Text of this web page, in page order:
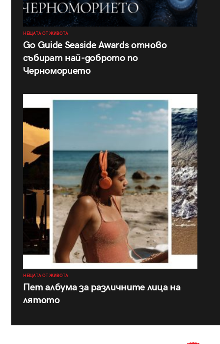
НЕЩАТА ОТ ЖИВОТА
Go Guide Seaside Awards отново
събират най-доброто по
Черноморието
НЕЩАТА ОТ ЖИВОТА
Пет албума за различните лица на
лятото